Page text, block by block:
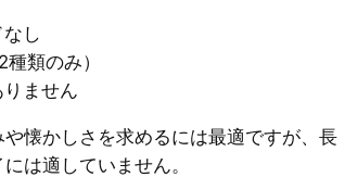
し
類のみ）
ません
懐かしさを求めるには最適ですが、長
は適していません。